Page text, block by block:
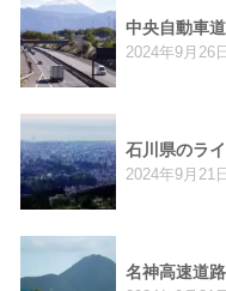
中央自動車
2024年9月26日
石川県のラ
2024年9月21日
名神高速道